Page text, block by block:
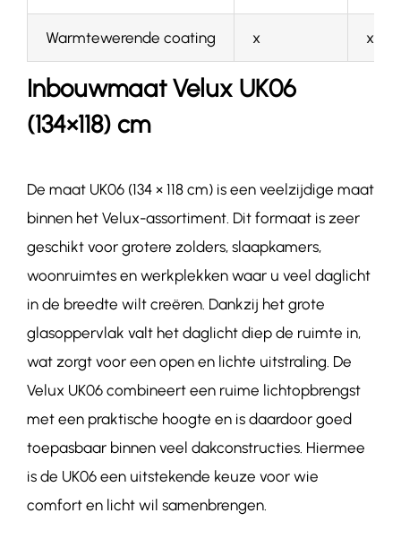
Warmtewerende coating x x
Inbouwmaat Velux UK06
(134×118) cm
De maat UK06 (134 × 118 cm) is een veelzijdige maat
binnen het Velux-assortiment. Dit formaat is zeer
geschikt voor grotere zolders, slaapkamers,
woonruimtes en werkplekken waar u veel daglicht
in de breedte wilt creëren. Dankzij het grote
glasoppervlak valt het daglicht diep de ruimte in,
wat zorgt voor een open en lichte uitstraling. De
Velux UK06 combineert een ruime lichtopbrengst
met een praktische hoogte en is daardoor goed
toepasbaar binnen veel dakconstructies. Hiermee
is de UK06 een uitstekende keuze voor wie
comfort en licht wil samenbrengen.